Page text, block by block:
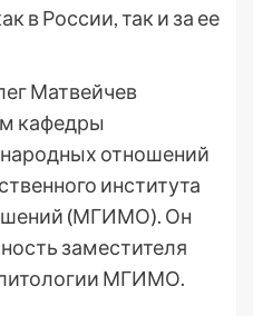
в России, так и за ее
Матвейчев
кафедры
отношений
института
(МГИМО). Он
заместителя
МГИМО.